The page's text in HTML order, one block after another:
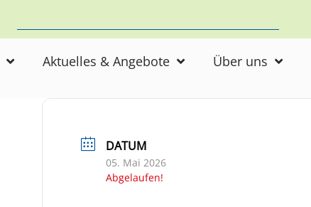
Aktuelles & Angebote Über uns
DATUM
05. Mai 2026
Abgelaufen!